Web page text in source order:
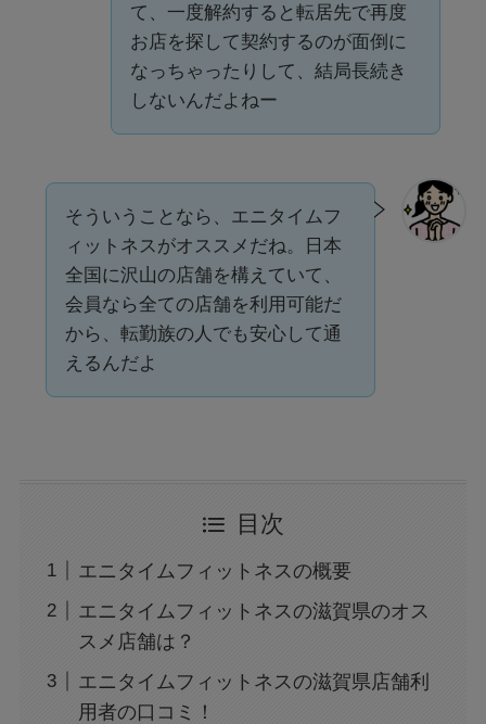
て、一度解約すると転居先で再度
お店を探して契約するのが面倒に
なっちゃったりして、結局長続き
しないんだよねー
そういうことなら、エニタイムフ
ィットネスがオススメだね。日本
全国に沢山の店舗を構えていて、
会員なら全ての店舗を利用可能だ
から、転勤族の人でも安心して通
えるんだよ
目次
エニタイムフィットネスの概要
エニタイムフィットネスの滋賀県のオス
スメ店舗は？
エニタイムフィットネスの滋賀県店舗利
用者の口コミ！